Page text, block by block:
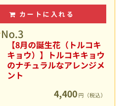
カートに入れる
No.3
【8月の誕生花（トルコキ
キョウ）】トルコキキョウ
のナチュラルなアレンジメ
ント
4,400 円（税込）